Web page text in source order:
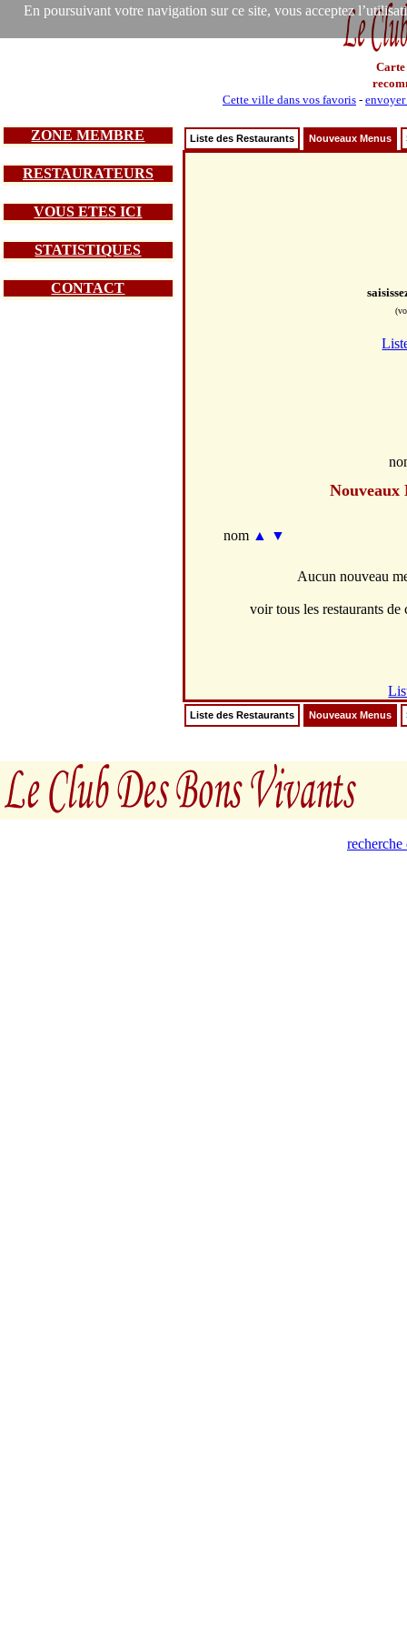
En poursuivant votre navigation sur ce site, vous acceptez
Carte
Cette ville dans vos favoris -
ZONE MEMBRE
RESTAURATEURS
VOUS ETES ICI
STATISTIQUES
CONTACT
Liste des Restaurants Nouveaux Menus
Nouveaux
nom ▲ ▼
Aucun nouveau
voir tous les restaurants
Liste des Restaurants Nouveaux Menus
recherche